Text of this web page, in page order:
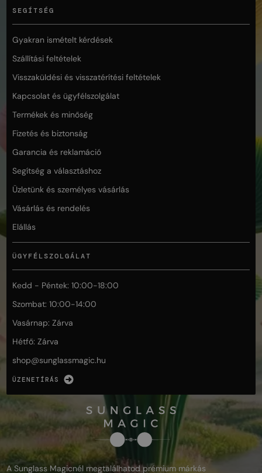
SEGÍTSÉG
Gyakran ismételt kérdések
Szállítási feltételek
Visszaküldési és visszatérítési feltételek
Kapcsolat és ügyfélszolgálat
Termékek és minőség
Fizetés és biztonság
Garancia és reklamáció
Segítség a választáshoz
Üzletünk és személyes vásárlás
Vásárlás és rendelés
Elállás
ÜGYFÉLSZOLGÁLAT
Kedd - Péntek: 10:00-18:00
Szombat: 10:00-14:00
Vasárnap: Zárva
Hétfő: Zárva
shop@sunglassmagic.hu
ÜZENETÍRÁS
A Sunglass Magicnél megtalálhatod prémium márkás